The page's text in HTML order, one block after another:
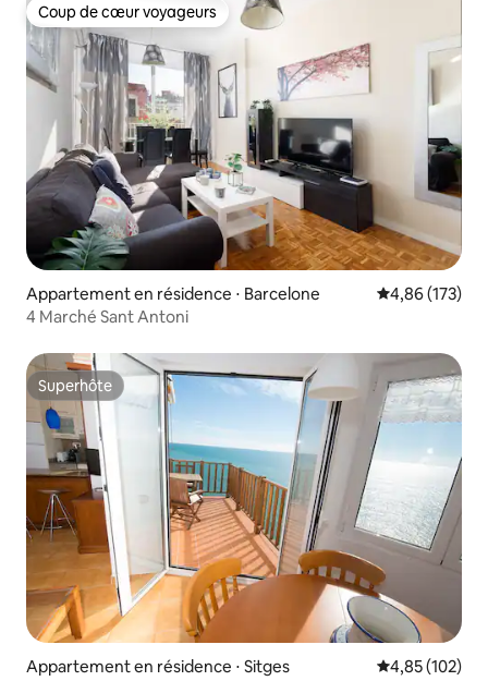
Coup de cœur voyageurs
Coup de cœur voyageurs
Appartement en résidence ⋅ Barcelone Évaluation
4,86 (173)
4 Marché Sant Antoni
Superhôte
Superhôte
Appartement en résidence ⋅ Sitges Évaluation
4,85 (102)